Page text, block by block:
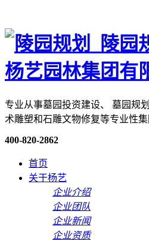
专业从事墓园投资建设、 墓园规
术雕塑和石雕文物修复等专业性集
400-820-2862
首页
关于杨艺
企业介绍
企业团队
企业新闻
企业资质